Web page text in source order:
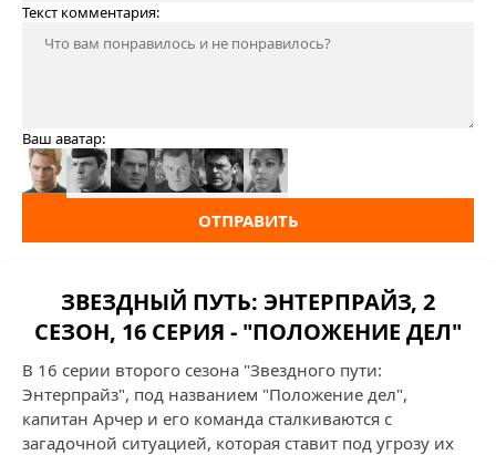
Текст комментария:
Ваш аватар:
ОТПРАВИТЬ
ЗВЕЗДНЫЙ ПУТЬ: ЭНТЕРПРАЙЗ, 2
СЕЗОН, 16 СЕРИЯ - "ПОЛОЖЕНИЕ ДЕЛ"
В 16 серии второго сезона "Звездного пути:
Энтерпрайз", под названием "Положение дел",
капитан Арчер и его команда сталкиваются с
загадочной ситуацией, которая ставит под угрозу их